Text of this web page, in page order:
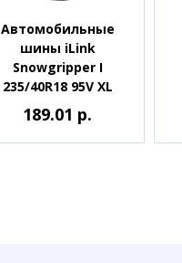
Автомобильные
шины iLink
Snowgripper I
235/40R18 95V XL
189.01 р.